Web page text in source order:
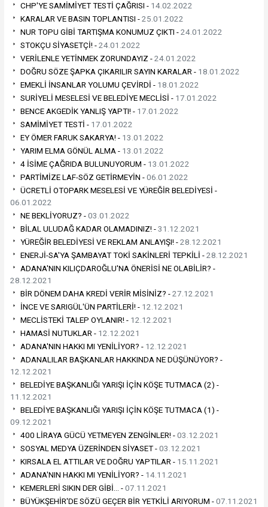
CHP'YE SAMİMİYET TESTİ ÇAĞRISI - 14.02.2022
KARALAR VE BASIN TOPLANTISI -25.01.2022
NUR TOPU GİBİ TARTIŞMA KONUMUZ ÇIKTI -24.01.2022
STOKÇU SİYASETÇİ! -24.01.2022
VERİLENLE YETİNMEK ZORUNDAYIZ -24.01.2022
DOĞRU SÖZE ŞAPKA ÇIKARILIR SAYIN KARALAR - 18.01.2022
EMEKLİ İNSANLAR YOLUMU ÇEVİRDİ - 18.01.2022
SURİYELİ MESELESİ VE BELEDİYE MECLİSİ - 17.01.2022
BENCE AKGEDİK YANLIŞ YAPTI! - 17.01.2022
SAMİMİYET TESTİ - 17.01.2022
EY ÖMER FARUK SAKARYA! - 13.01.2022
YARIM ELMA GÖNÜL ALMA - 13.01.2022
4 İSİME ÇAĞRIDA BULUNUYORUM - 13.01.2022
PARTİMİZE LAF-SÖZ GETİRMEYİN -06.01.2022
ÜCRETLİ OTOPARK MESELESİ VE YÜREĞİR BELEDİYESİ -
06.01.2022
NE BEKLİYORUZ? -03.01.2022
BİLAL ULUDAĞ KADAR OLAMADINIZ! -31.12.2021
YÜREĞİR BELEDİYESİ VE REKLAM ANLAYIŞI! -28.12.2021
ENERJİ-SA'YA ŞAMBAYAT TOKİ SAKİNLERİ TEPKİLİ -28.12.2021
ADANA'NIN KILIÇDAROĞLU'NA ÖNERİSİ NE OLABİLİR? -
28.12.2021
BİR DÖNEM DAHA KREDİ VERİR MİSİNİZ? -27.12.2021
İNCE VE SARIGÜL'ÜN PARTİLERİ! - 12.12.2021
MECLİSTEKİ TALEP OYLANIR! - 12.12.2021
HAMASİ NUTUKLAR - 12.12.2021
ADANA'NIN HAKKI MI YENİLİYOR? - 12.12.2021
ADANALILAR BAŞKANLAR HAKKINDA NE DÜŞÜNÜYOR? -
12.12.2021
BELEDİYE BAŞKANLIĞI YARIŞI İÇİN KÖŞE TUTMACA (2) -
11.12.2021
BELEDİYE BAŞKANLIĞI YARIŞI İÇİN KÖŞE TUTMACA (1) -
09.12.2021
400 LİRAYA GÜCÜ YETMEYEN ZENGİNLER! -03.12.2021
SOSYAL MEDYA ÜZERİNDEN SİYASET -03.12.2021
KIRSALA EL ATTILAR VE DOĞRU YAPTILAR - 15.11.2021
ADANA'NIN HAKKI MI YENİLİYOR? - 14.11.2021
KEMERLERİ SIKIN DER GİBİ… -07.11.2021
BÜYÜKŞEHİR'DE SÖZÜ GEÇER BİR YETKİLİ ARIYORUM -07.11.2021